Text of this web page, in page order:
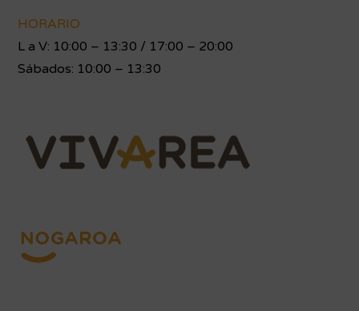
HORARIO
L a V: 10:00 – 13:30 / 17:00 – 20:00
Sábados: 10:00 – 13:30